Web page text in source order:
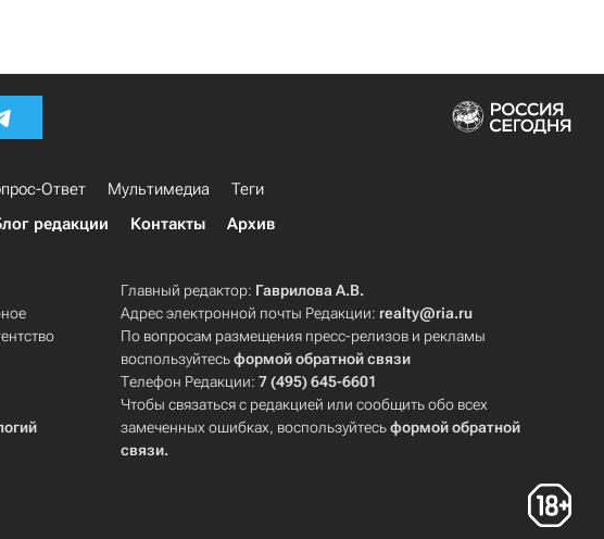
Ответ Мультимедиа
Теги
редакции Контакты Архив
Главный редактор: Гаврилова А.В.
Адрес электронной почты Редакции: realty@ria.ru
По вопросам размещения пресс-релизов и рекламы
воспользуйтесьформой обратной связи
Телефон Редакции:7 (495) 645-6601
Чтобы связаться с редакцией или сообщить обо всех
замеченных ошибках, воспользуйтесьформой обратной
связи.